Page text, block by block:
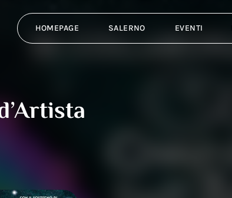
HOMEPAGE SALERNO EVENTI